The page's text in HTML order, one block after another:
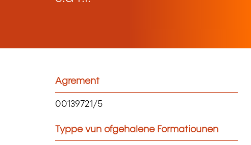
Agrement
00139721/5
Typpe vun ofgehalene Formatiounen